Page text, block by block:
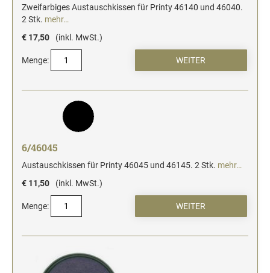
Zweifarbiges Austauschkissen für Printy 46140 und 46040.
2 Stk. mehr…
€ 17,50
(inkl. MwSt.)
Menge:
6/46045
Austauschkissen für Printy 46045 und 46145. 2 Stk. mehr…
€ 11,50
(inkl. MwSt.)
Menge: